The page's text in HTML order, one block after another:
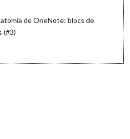
de OneNote: blocs de
(#3)